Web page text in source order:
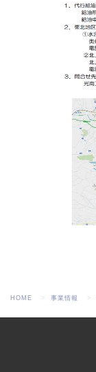
HOME 事業情報